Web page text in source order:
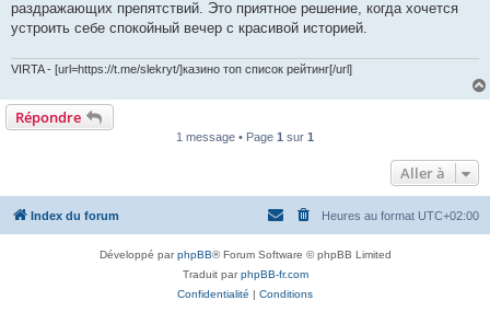
раздражающих препятствий. Это приятное решение, когда хочется
устроить себе спокойный вечер с красивой историей.
VIRTA - [url=https://t.me/slekryt/]казино топ список рейтинг[/url]
Répondre
1 message • Page 1 sur 1
Aller à
Index du forum Heures au format UTC+02:00
Développé parphpBB® Forum Software © phpBB Limited
Traduit parphpBB-fr.com
Confidentialité | Conditions